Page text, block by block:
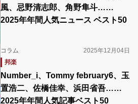
風、忌野清志郎、角野隼斗……
2025年年間人気ニュース ベスト50
コラム
2025年12月04日
邦楽
Number_i、Tommy february6、玉
置浩二、佐橋佳幸、浜田省吾……
2025年年間人気記事ベスト50